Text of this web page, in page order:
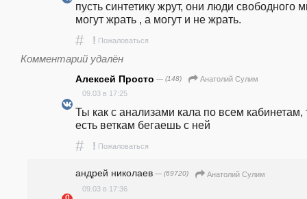
пусть синтетику жрут, они люди свободного
могут жрать , а могут и не жрать.
# ! Пожаловаться
Комментарий удалён
Алексей Просто — (148)
Анатолий Сулим
09.03 в 17:25
Ты как с анализами кала по всем кабинетам,
есть веткам бегаешь с ней
# ! Пожаловаться
андpeй николаев — (69720)
Анатолий Сулим
09.03 в 17:36